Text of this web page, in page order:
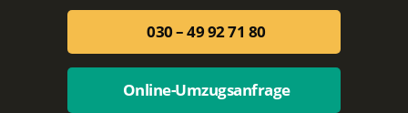
030 – 49 92 71 80
Online-Umzugsanfrage